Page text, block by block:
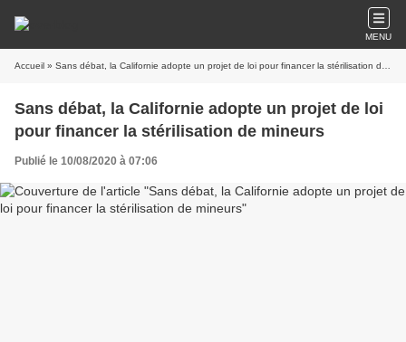
MENU
Accueil » Sans débat, la Californie adopte un projet de loi pour financer la stérilisation de mineurs
Sans débat, la Californie adopte un projet de loi
pour financer la stérilisation de mineurs
Publié le 10/08/2020 à 07:06